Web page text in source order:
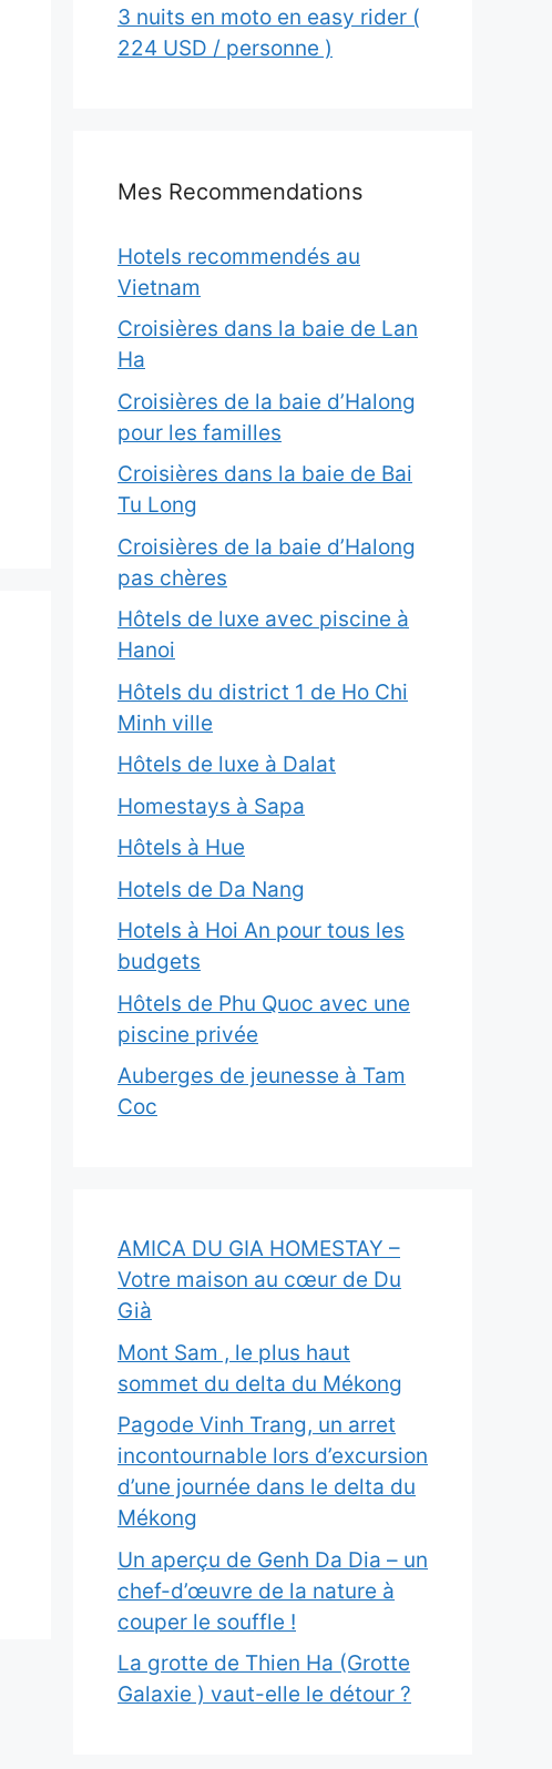
3 nuits en moto en easy rider (
224 USD / personne )
Mes Recommendations
Hotels recommendés au
Vietnam
Croisières dans la baie de Lan
Ha
Croisières de la baie d’Halong
pour les familles
Croisières dans la baie de Bai
Tu Long
Croisières de la baie d’Halong
pas chères
Hôtels de luxe avec piscine à
Hanoi
Hôtels du district 1 de Ho Chi
Minh ville
Hôtels de luxe à Dalat
Homestays à Sapa
Hôtels à Hue
Hotels de Da Nang
Hotels à Hoi An pour tous les
budgets
Hôtels de Phu Quoc avec une
piscine privée
Auberges de jeunesse à Tam
Coc
AMICA DU GIA HOMESTAY –
Votre maison au cœur de Du
Già
Mont Sam , le plus haut
sommet du delta du Mékong
Pagode Vinh Trang, un arret
incontournable lors d’excursion
d’une journée dans le delta du
Mékong
Un aperçu de Genh Da Dia – un
chef-d’œuvre de la nature à
couper le souffle !
La grotte de Thien Ha (Grotte
Galaxie ) vaut-elle le détour ?